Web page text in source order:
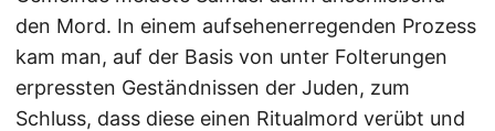
den Mord. In einem aufsehenerregenden Prozess
kam man, auf der Basis von unter Folterungen
erpressten Geständnissen der Juden, zum
Schluss, dass diese einen Ritualmord verübt und